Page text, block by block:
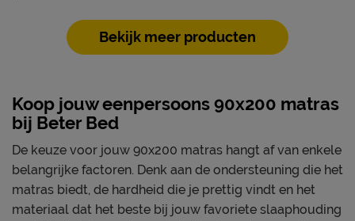
Bekijk meer producten
Koop jouw eenpersoons 90x200 matras
bij Beter Bed
De keuze voor jouw 90x200 matras hangt af van enkele
belangrijke factoren. Denk aan de ondersteuning die het
matras biedt, de hardheid die je prettig vindt en het
materiaal dat het beste bij jouw favoriete slaaphouding